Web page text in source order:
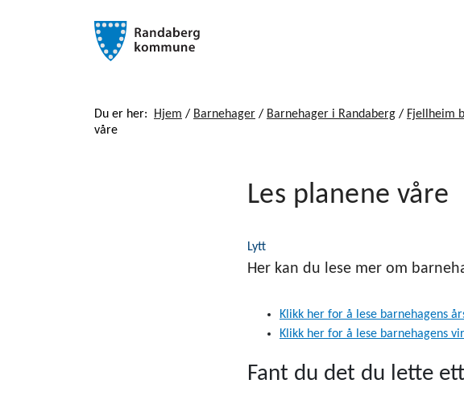
Du er her: Hjem / Barnehager / Barnehager i Randaberg / Fjellheim
våre
Les planene våre
Lytt
Her kan du lese mer om
Klikk her for å lese barnehagens
Klikk her for å lese barnehagens
Fant du det du lette